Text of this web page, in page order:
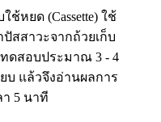
หยด (Cassette) ใช้
สสาวะจากถ้วยเก็บ
ดสอบประมาณ 3 - 4
บ แล้วจึงอ่านผลการ
5 นาที